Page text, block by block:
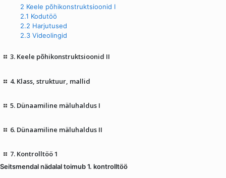
2 Keele põhikonstruktsioonid I
2.1 Kodutöö
2.2 Harjutused
2.3 Videolingid
3. Keele põhikonstruktsioonid II
4. Klass, struktuur, mallid
5. Dünaamiline mäluhaldus I
6. Dünaamiline mäluhaldus II
7. Kontrolltöö 1
Seitsmendal nädalal toimub 1. kontrolltöö